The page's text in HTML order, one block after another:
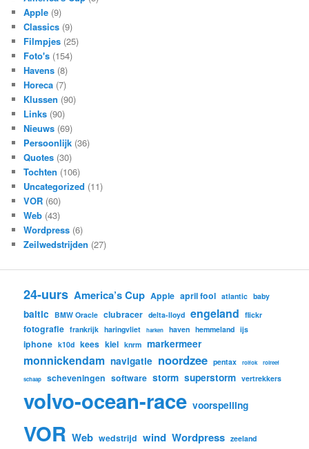
Apple (9)
Classics (9)
Filmpjes (25)
Foto's (154)
Havens (8)
Horeca (7)
Klussen (90)
Links (90)
Nieuws (69)
Persoonlijk (36)
Quotes (30)
Tochten (106)
Uncategorized (11)
VOR (60)
Web (43)
Wordpress (6)
Zeilwedstrijden (27)
24-uurs America’s Cup Apple april fool atlantic baby
baltic BMW Oracle clubracer delta-lloyd engeland flickr
fotografie frankrijk haringvliet harken haven hemmeland ijs
iphone k10d kees kiel knrm markermeer
monnickendam navigatie noordzee pentax rolfok rolreef
schaap scheveningen software storm superstorm vertrekkers
volvo-ocean-race voorspelling
VOR Web wedstrijd wind Wordpress zeeland